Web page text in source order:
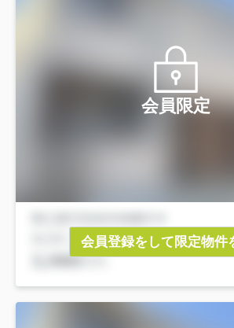
会員限定
会員登録をして限定物件